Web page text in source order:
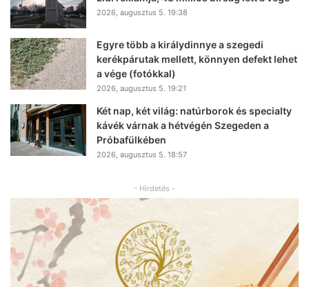
2026, augusztus 5. 19:38
Egyre több a királydinnye a szegedi
kerékpárutak mellett, könnyen defekt lehet
a vége (fotókkal)
2026, augusztus 5. 19:21
Két nap, két világ: natúrborok és specialty
kávék várnak a hétvégén Szegeden a
Próbafülkében
2026, augusztus 5. 18:57
- Hirdetés -